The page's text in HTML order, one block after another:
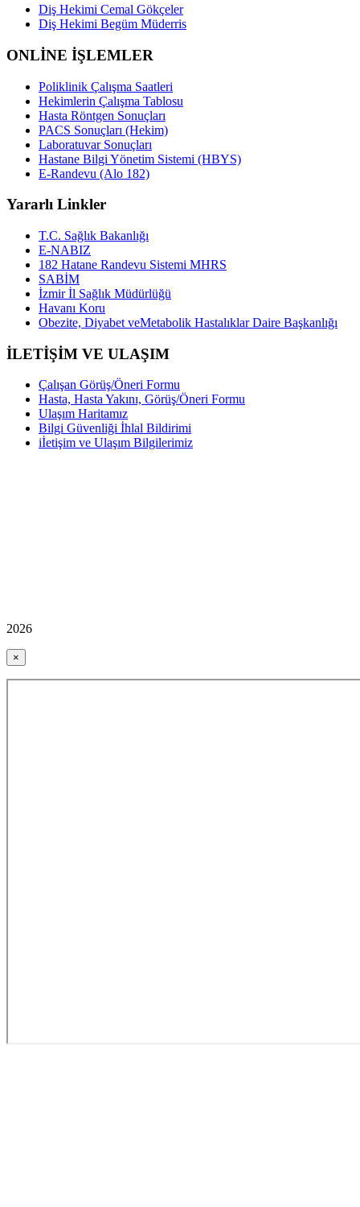
Diş Hekimi Cemal Gökçeler
Diş Hekimi Begüm Müderris
ONLİNE İŞLEMLER
Poliklinik Çalışma Saatleri
Hekimlerin Çalışma Tablosu
Hasta Röntgen Sonuçları
PACS Sonuçları (Hekim)
Laboratuvar Sonuçları
Hastane Bilgi Yönetim Sistemi (HBYS)
E-Randevu (Alo 182)
Yararlı Linkler
T.C. Sağlık Bakanlığı
E-NABIZ
182 Hatane Randevu Sistemi MHRS
SABİM
İzmir İl Sağlık Müdürlüğü
Havanı Koru
Obezite, Diyabet veMetabolik Hastalıklar Daire Başkanlığı
İLETİŞİM VE ULAŞIM
Çalışan Görüş/Öneri Formu
Hasta, Hasta Yakını, Görüş/Öneri Formu
Ulaşım Haritamız
Bilgi Güvenliği İhlal Bildirimi
iİetişim ve Ulaşım Bilgilerimiz
2026
×